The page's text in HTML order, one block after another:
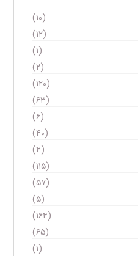
(۱۰)
(۱۲)
(۱)
(۲)
(۱۲۰)
(۶۳)
(۶)
(۴۰)
(۴)
(۱۱۵)
(۵۷)
(۵)
(۱۶۴)
(۶۵)
(۱)